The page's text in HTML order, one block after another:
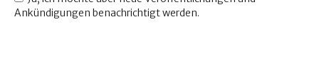
Ankündigungen benachrichtigt werden.